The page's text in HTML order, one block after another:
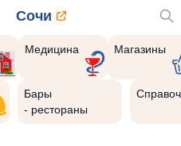
Сочи
Медицина Магазины
Бары
- рестораны